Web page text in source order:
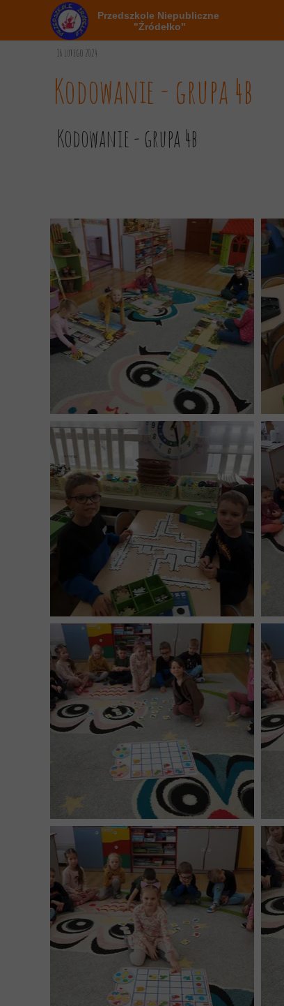
Przedszkole Niepubliczne
"Źródełko"
16 lutego 2024
Kodowanie - grupa 4b
Kodowanie - grupa 4b